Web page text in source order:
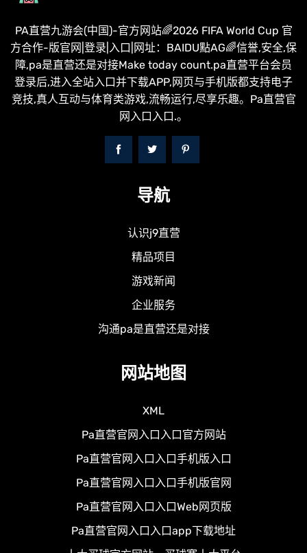
PA直营九游会(中国)-官方网站🌈2026 FIFA World Cup 官
方合作-版官网|登录|入口|网址：BAIDU點AG🌈信誉,安全,保
障,pa是直营还是对接Make today count.pa直营平台会员
登录后,进入全站入口并下载APP,网页与手机版都支持电子
竞技,真人互动与体育类游戏,流畅运行,尽享乐趣。Pa直营官
网入口入口.。
导航
认识j9直营
精品项目
游戏新闻
企业服务
沟通pa是直营还是对接
网站地图
XML
Pa直营官网入口入口官方网站
Pa直营官网入口入口手机版入口
Pa直营官网入口入口手机版官网
Pa直营官网入口入口Web网页版
Pa直营官网入口入口app下载地址